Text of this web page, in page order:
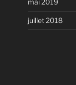
juillet 2018